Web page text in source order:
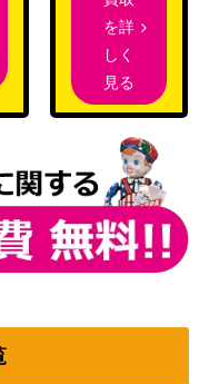
を詳
しく
見る